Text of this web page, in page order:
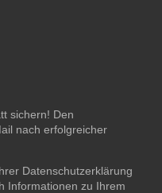
sichern! Den
nach erfolgreicher
Datenschutzerklärung
Informationen zu Ihrem